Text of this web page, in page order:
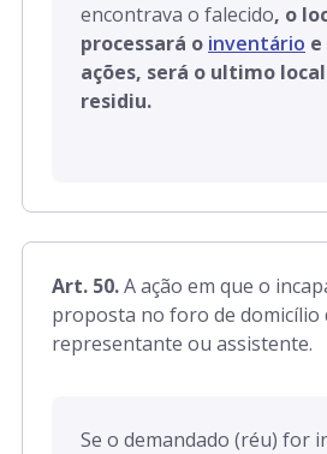
encontrava o falecido, o
processará o inventário
ações, será o ultimo
residiu.
Art. 50.A ação em que o
proposta no foro de domicílio
representante ou assistente.
Se o demandado (réu) for